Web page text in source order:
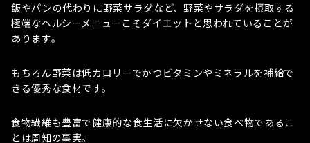
飯やパンの代わりに野菜サラダなど、野菜やサラダを摂取する
極端なヘルシーメニューこそダイエットと思われていることが
あります。
もちろん野菜は低カロリーでかつビタミンやミネラルを補給で
きる優秀な食材です。
食物繊維も豊富で健康的な食生活に欠かせない食べ物であるこ
とは周知の事実。